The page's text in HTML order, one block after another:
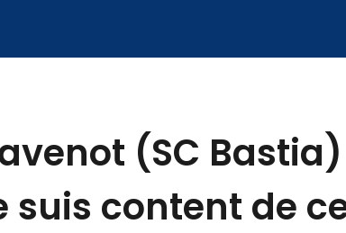
(SC
suis content de